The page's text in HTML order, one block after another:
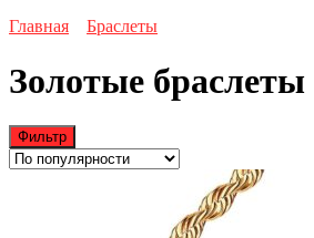
Главная
Браслеты
Золотые браслеты
Фильтр